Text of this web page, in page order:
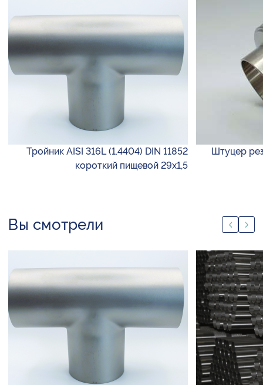
Тройник AISI 316L (1.4404) DIN 11852
короткий пищевой 29х1,5
Штуцер
Вы смотрели